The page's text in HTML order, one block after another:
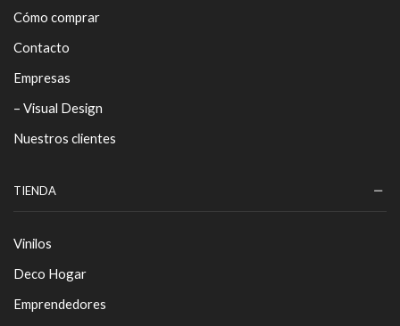
Cómo comprar
Contacto
Empresas
– Visual Design
Nuestros clientes
TIENDA
Vinilos
Deco Hogar
Emprendedores